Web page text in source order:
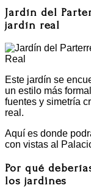
Jardín del
jardín real
Este jardín se
un estilo más
fuentes y simetría
real.
Aquí es donde
con vistas al
Por qué
los jardines